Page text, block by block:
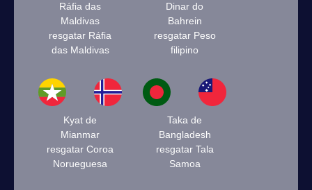
Ráfia das
Maldivas
resgatar Ráfia
das Maldivas
Dinar do
Bahrein
resgatar Peso
filipino
Kyat de
Mianmar
resgatar Coroa
Norueguesa
Taka de
Bangladesh
resgatar Tala
Samoa